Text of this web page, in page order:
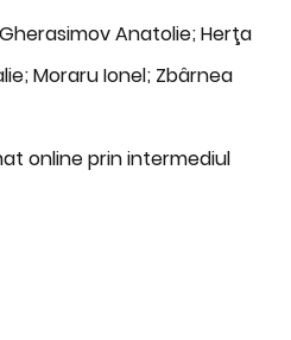
Anatolie; Herţa
Moraru Ionel; Zbârnea
online prin intermediul